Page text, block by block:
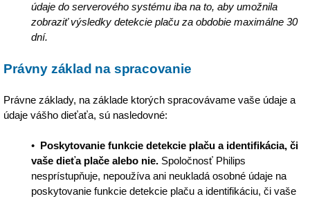
údaje do serverového systému iba na to, aby umožnila
zobraziť výsledky detekcie plaču za obdobie maximálne 30
dní.
Právny základ na spracovanie
Právne základy, na základe ktorých spracovávame vaše údaje a
údaje vášho dieťaťa, sú nasledovné:
• Poskytovanie funkcie detekcie plaču a identifikácia, či
vaše dieťa plače alebo nie. Spoločnosť Philips
nesprístupňuje, nepoužíva ani neukladá osobné údaje na
poskytovanie funkcie detekcie plaču a identifikáciu, či vaše